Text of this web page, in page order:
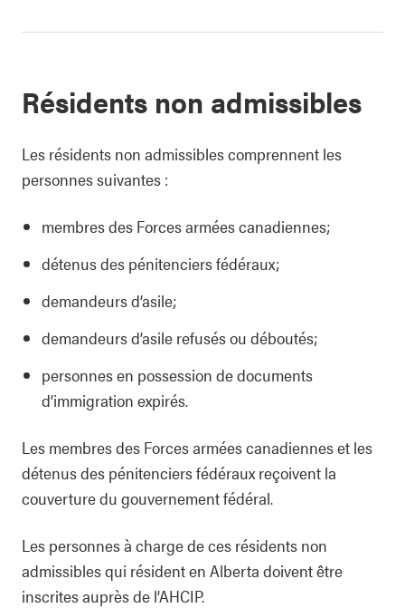
Résidents non admissibles
Les résidents non admissibles comprennent les
personnes suivantes :
membres des Forces armées canadiennes;
détenus des pénitenciers fédéraux;
demandeurs d’asile;
demandeurs d’asile refusés ou déboutés;
personnes en possession de documents
d’immigration expirés.
Les membres des Forces armées canadiennes et les
détenus des pénitenciers fédéraux reçoivent la
couverture du gouvernement fédéral.
Les personnes à charge de ces résidents non
admissibles qui résident en Alberta doivent être
inscrites auprès de l’AHCIP.